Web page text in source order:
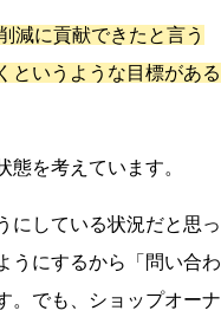
減に貢献できたと言う
というような目標がある
を考えています。
にしている状況だと思っ
うにするから「問い合わ
。でも、ショップオーナ